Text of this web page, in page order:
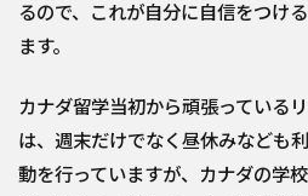
るので、これが自分に自信をつけ
ます。
カナダ留学当初から頑張っている
は、週末だけでなく昼休みなども
動を行っていますが、カナダの学